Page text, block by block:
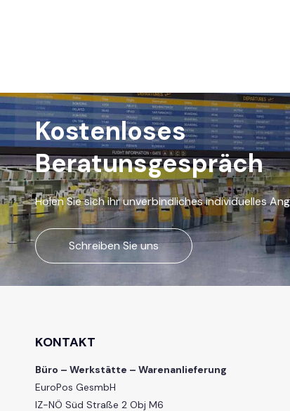
Kostenloses
Beratunsgespräch
Holen Sie sich ihr unverbindliches individuelles
Schreiben Sie uns
KONTAKT
Büro – Werkstätte – Warenanlieferung
EuroPos GesmbH
IZ-NÖ Süd Straße 2 Obj M6